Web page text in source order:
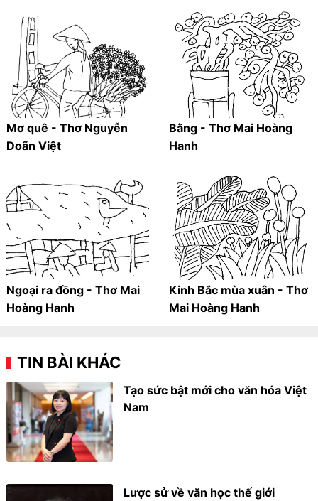
Mơ quê - Thơ Nguyễn
Doãn Việt
Bằng - Thơ Mai Hoàng
Hanh
Ngoại ra đồng - Thơ Mai
Hoàng Hanh
Kinh Bắc mùa xuân - Thơ
Mai Hoàng Hanh
TIN BÀI KHÁC
Tạo sức bật mới cho văn hóa Việt
Nam
Lược sử về văn học thế giới